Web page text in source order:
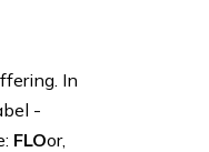
In
-
FLOor,